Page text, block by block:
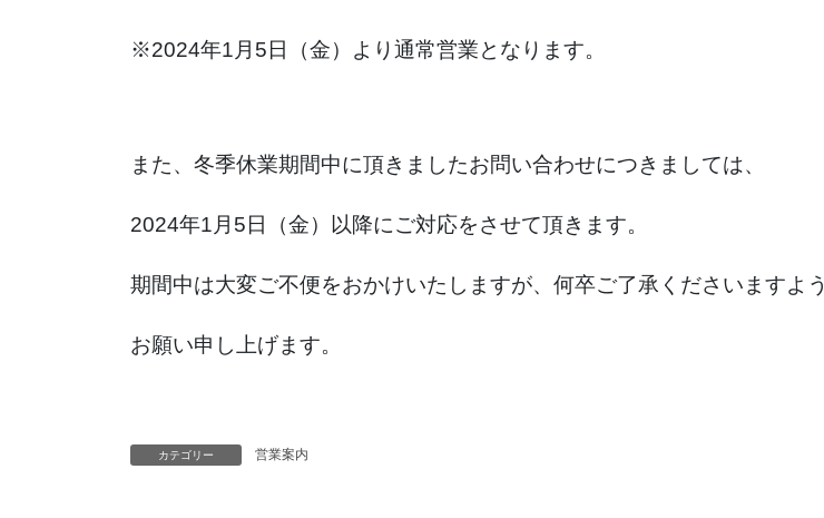
※2024年1月5日（金）より通常営業となります。
また、冬季休業期間中に頂きましたお問い合わせにつきましては、
2024年1月5日（金）以降にご対応をさせて頂きます。
期間中は大変ご不便をおかけいたしますが、何卒ご了承くださいますよう
お願い申し上げます。
カテゴリー 営業案内